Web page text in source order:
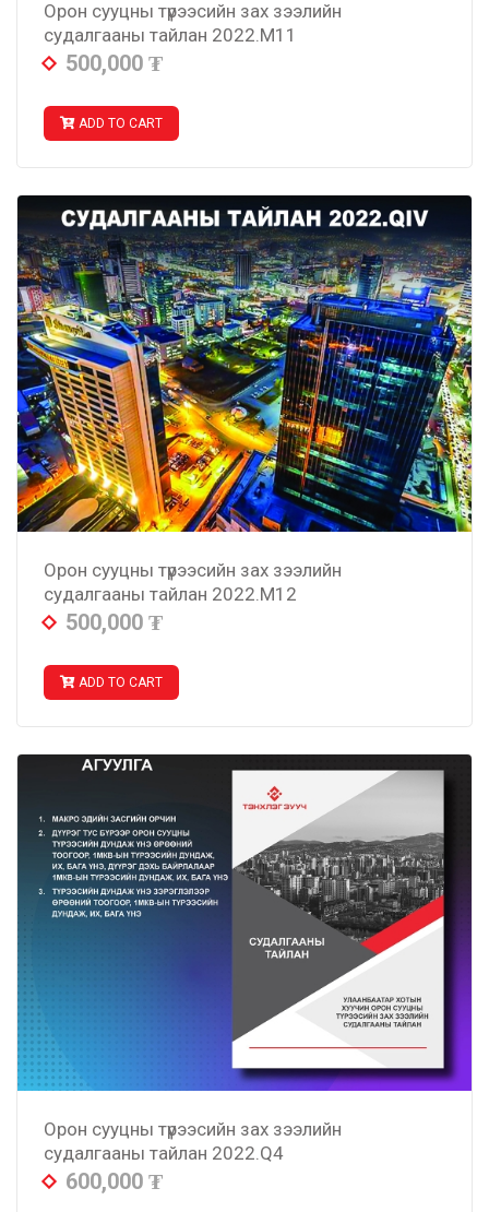
Орон сууцны түрээсийн зах зээлийн
судалгааны тайлан 2022.M11
500,000 ₮
ADD TO CART
Орон сууцны түрээсийн зах зээлийн
судалгааны тайлан 2022.M12
500,000 ₮
ADD TO CART
Орон сууцны түрээсийн зах зээлийн
судалгааны тайлан 2022.Q4
600,000 ₮